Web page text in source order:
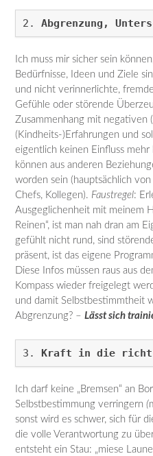
2. Abgrenzung,
Ich muss mir sicher sein
Bedürfnisse, Ideen und Ziele
und nicht verinnerlichte,
Gefühle oder störende
Zusammenhang mit negativen
(Kindheits-)Erfahrungen und
eigentlich keinen Einfluss
können aus anderen
worden sein (hauptsächlich
Chefs, Kollegen). Faustregel:
Ausgeglichenheit mit meinem
Reinen“, ist man nah dran am
gefühlt nicht rund, sind
präsent, ist das eigene
Diese Infos müssen raus aus
Kompass wieder freigelegt
und damit Selbstbestimmtheit
Abgrenzung? – Lässt sich
3. Kraft in die
Ich darf keine „Bremsen“ an
Selbstbestimmung verringern (
sonst wird es schwer, sich für
die volle Verantwortung zu
entsteht ein Stau: „miese